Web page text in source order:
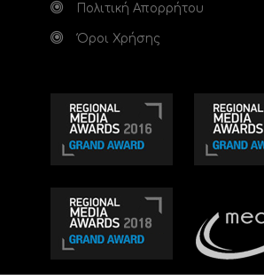
Πολιτική Απορρήτου
Όροι Χρήσης